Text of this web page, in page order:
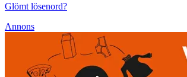
Glömt lösenord?
Annons